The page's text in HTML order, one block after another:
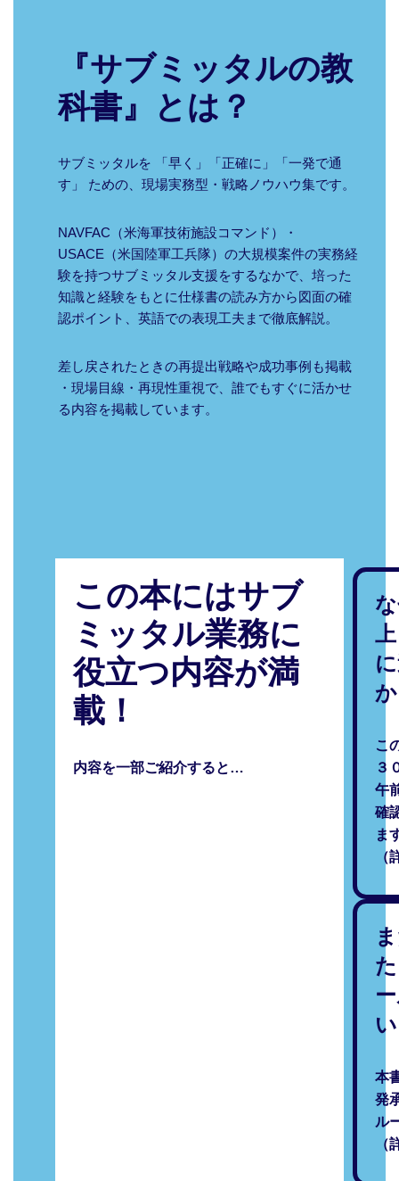
『サブミッタルの教
科書』とは？
サブミッタルを 「早く」「正確に」「一発で通
す」 ための、現場実務型・戦略ノウハウ集です。
NAVFAC（米海軍技術施設コマンド）・
USACE（米国陸軍工兵隊）の大規模案件の実務経
験を持つサブミッタル支援をするなかで、培った
知識と経験をもとに仕様書の読み方から図面の確
認ポイント、英語での表現工夫まで徹底解説。
差し戻されたときの再提出戦略や成功事例も掲載
・現場目線・再現性重視で、誰でもすぐに活かせ
る内容を掲載しています。
この本にはサブ
ミッタル業務に
役立つ内容が満
載！
内容を一部ご紹介すると…
こ
３
午
確
ま
（
本
発
ル
（